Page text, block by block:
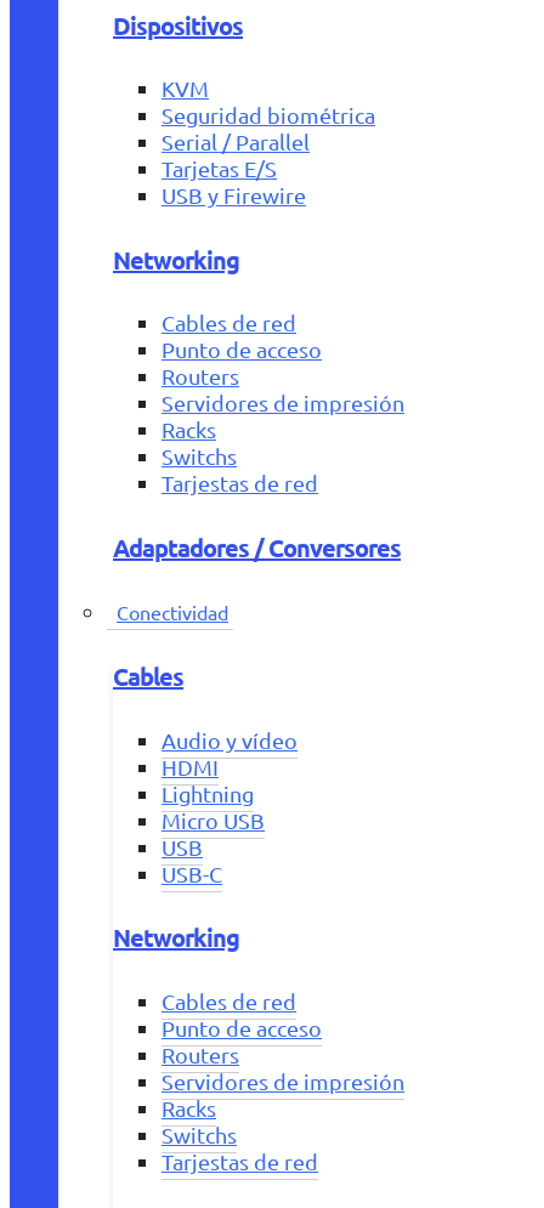
Dispositivos
KVM
Seguridad biométrica
Serial / Parallel
Tarjetas E/S
USB y Firewire
Networking
Cables de red
Punto de acceso
Routers
Servidores de impresión
Racks
Switchs
Tarjestas de red
Adaptadores / Conversores
Conectividad
Cables
Audio y vídeo
HDMI
Lightning
Micro USB
USB
USB-C
Networking
Cables de red
Punto de acceso
Routers
Servidores de impresión
Racks
Switchs
Tarjestas de red